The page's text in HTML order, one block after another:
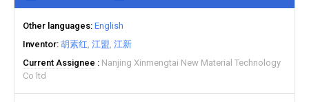
Other languages English
Inventor 胡素红 江盟 江新
Current Assignee
Nanjing Xinmengtai New Material Technology
Co ltd